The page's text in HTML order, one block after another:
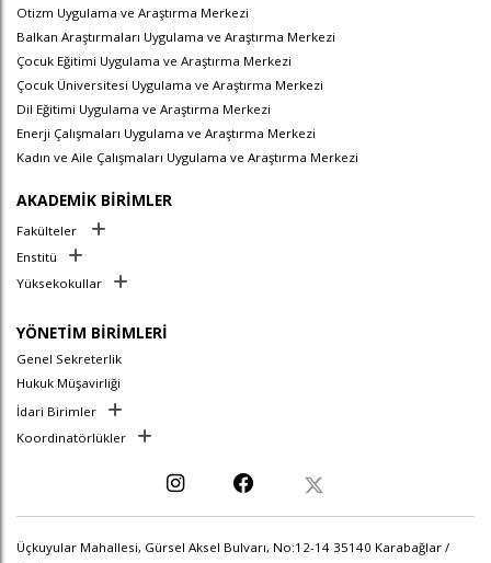
Otizm Uygulama ve Araştırma Merkezi
Balkan Araştırmaları Uygulama ve Araştırma Merkezi
Çocuk Eğitimi Uygulama ve Araştırma Merkezi
Çocuk Üniversitesi Uygulama ve Araştırma Merkezi
Dil Eğitimi Uygulama ve Araştırma Merkezi
Enerji Çalışmaları Uygulama ve Araştırma Merkezi
Kadın ve Aile Çalışmaları Uygulama ve Araştırma Merkezi
AKADEMİK BİRİMLER
Fakülteler
Enstitü
Yüksekokullar
YÖNETİM BİRİMLERİ
Genel Sekreterlik
Hukuk Müşavirliği
İdari Birimler
Koordinatörlükler
Üçkuyular Mahallesi, Gürsel Aksel Bulvarı, No:12-14 35140 Karabağlar /